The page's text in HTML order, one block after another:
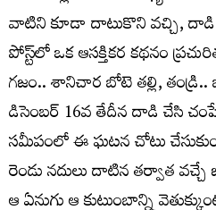
వాటిని కూడా దాటుకొని వచ్చి, దాడి
పోస్ట్‌లో ఒక ఆసక్తికర కథనం
గజం.. శానిచార బోటె తల్లి,
డిసెంబర్‌ 16వ తేదీన దాడి చేసి
సమీపంలో ఈ ఘటన చోటు
రెండు నదులు దాటిన తర్వాత